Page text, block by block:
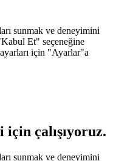
sunmak ve deneyimini
Et" seçeneğine
için "Ayarlar"a
çalışıyoruz.
sunmak ve deneyimini